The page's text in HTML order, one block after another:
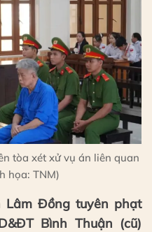
tòa xét xử vụ án liên quan
họa: TNM)
Lâm Đồng tuyên phạt
Bình Thuận (cũ)